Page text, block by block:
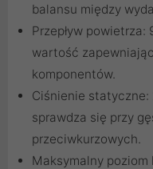
balansu między
Przepływ powietrza:
wartość
komponentów.
Ciśnienie statyczne:
sprawdza się przy
przeciwkurzowych.
Maksymalny poziom